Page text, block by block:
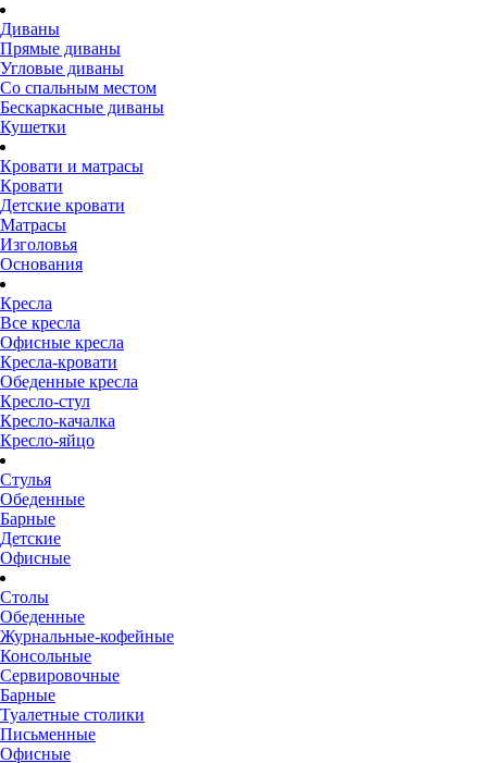
Диваны
Прямые диваны
Угловые диваны
Со спальным местом
Бескаркасные диваны
Кушетки
Кровати и матрасы
Кровати
Детские кровати
Матрасы
Изголовья
Основания
Кресла
Все кресла
Офисные кресла
Кресла-кровати
Обеденные кресла
Кресло-стул
Кресло-качалка
Кресло-яйцо
Стулья
Обеденные
Барные
Детские
Офисные
Столы
Обеденные
Журнальные-кофейные
Консольные
Сервировочные
Барные
Туалетные столики
Письменные
Офисные